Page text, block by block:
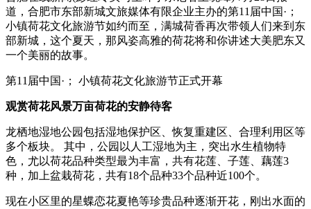
道，合肥市东部新城文旅媒体有限企业主办的第11届中国·；
小镇荷花文化旅游节如约而至，满城荷香再次带领人们来到东
部新城，这个夏天，那风姿高雅的荷花将和你讲述大美肥东又
一个美丽的故事。
第11届中国·； 小镇荷花文化旅游节正式开幕
观赏荷花风景万亩荷花的安静待客
龙栖地湿地公园包括湿地保护区、恢复重建区、合理利用区等
多个板块。 其中，公园以人工湿地为主，突出水生植物特
色，尤以荷花品种类型最为丰富，共有花莲、子莲、藕莲3
种，加上盆栽荷花，共有18个品种33个品种近100个。
现在小区里的星蝶恋花夏艳等珍贵品种逐渐开花，刚出水面的